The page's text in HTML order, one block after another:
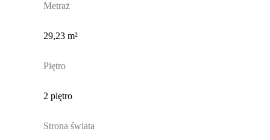
Metraż
29,23 m²
Piętro
2 piętro
Strona świata